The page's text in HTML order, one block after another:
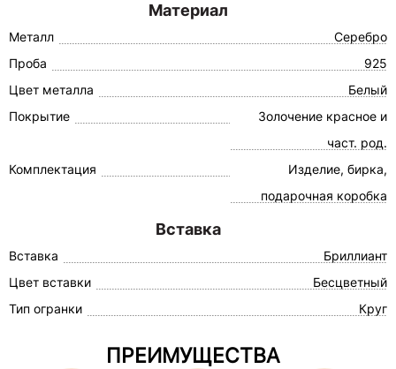
Материал
Металл
Серебро
Проба
925
Цвет металла
Белый
Покрытие
Золочение красное и
част. род.
Комплектация
Изделие, бирка,
подарочная коробка
Вставка
Вставка
Бриллиант
Цвет вставки
Бесцветный
Тип огранки
Круг
ПРЕИМУЩЕСТВА